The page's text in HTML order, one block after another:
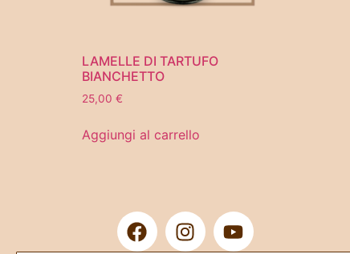
LAMELLE DI TARTUFO
BIANCHETTO
25,00 €
Aggiungi al carrello